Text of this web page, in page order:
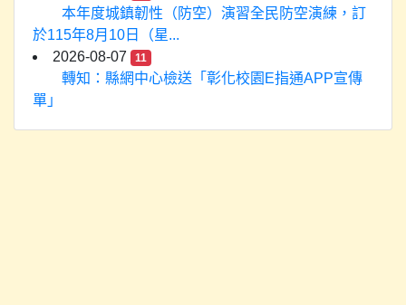
本年度城鎮韌性（防空）演習全民防空演練，訂
於115年8月10日（星...
2026-08-07
11
轉知：縣網中心檢送「彰化校園E指通APP宣傳
單」